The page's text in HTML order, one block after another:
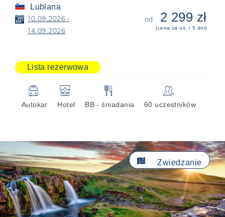
Lublana
📅
10.09.2026 -
14.09.2026
Lista rezerwowa
od 2 299 zł
(cena za os. / 5 dni)
🚍
Autokar
🏨
Hotel
🍴
BB - śniadania
👥
60 uczestników
Zwiedzanie
